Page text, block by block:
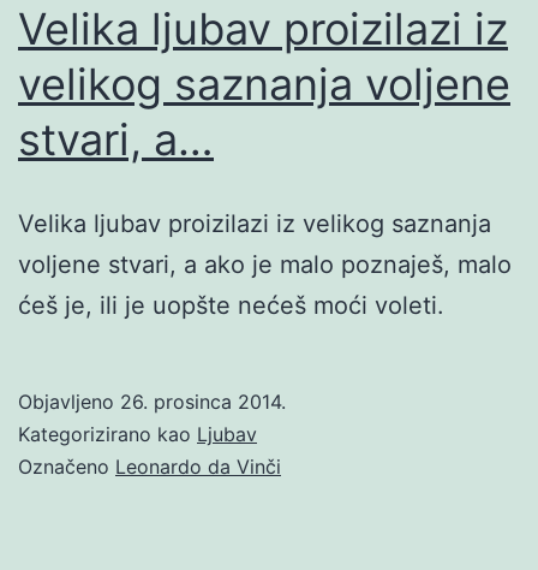
Velika ljubav proizilazi iz
velikog saznanja voljene
stvari, a…
Velika ljubav proizilazi iz velikog saznanja
voljene stvari, a ako je malo poznaješ, malo
ćeš je, ili je uopšte nećeš moći voleti.
Objavljeno 26. prosinca 2014.
Kategorizirano kao Ljubav
Označeno Leonardo da Vinči